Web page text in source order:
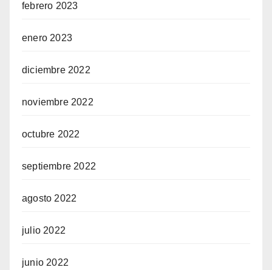
febrero 2023
enero 2023
diciembre 2022
noviembre 2022
octubre 2022
septiembre 2022
agosto 2022
julio 2022
junio 2022